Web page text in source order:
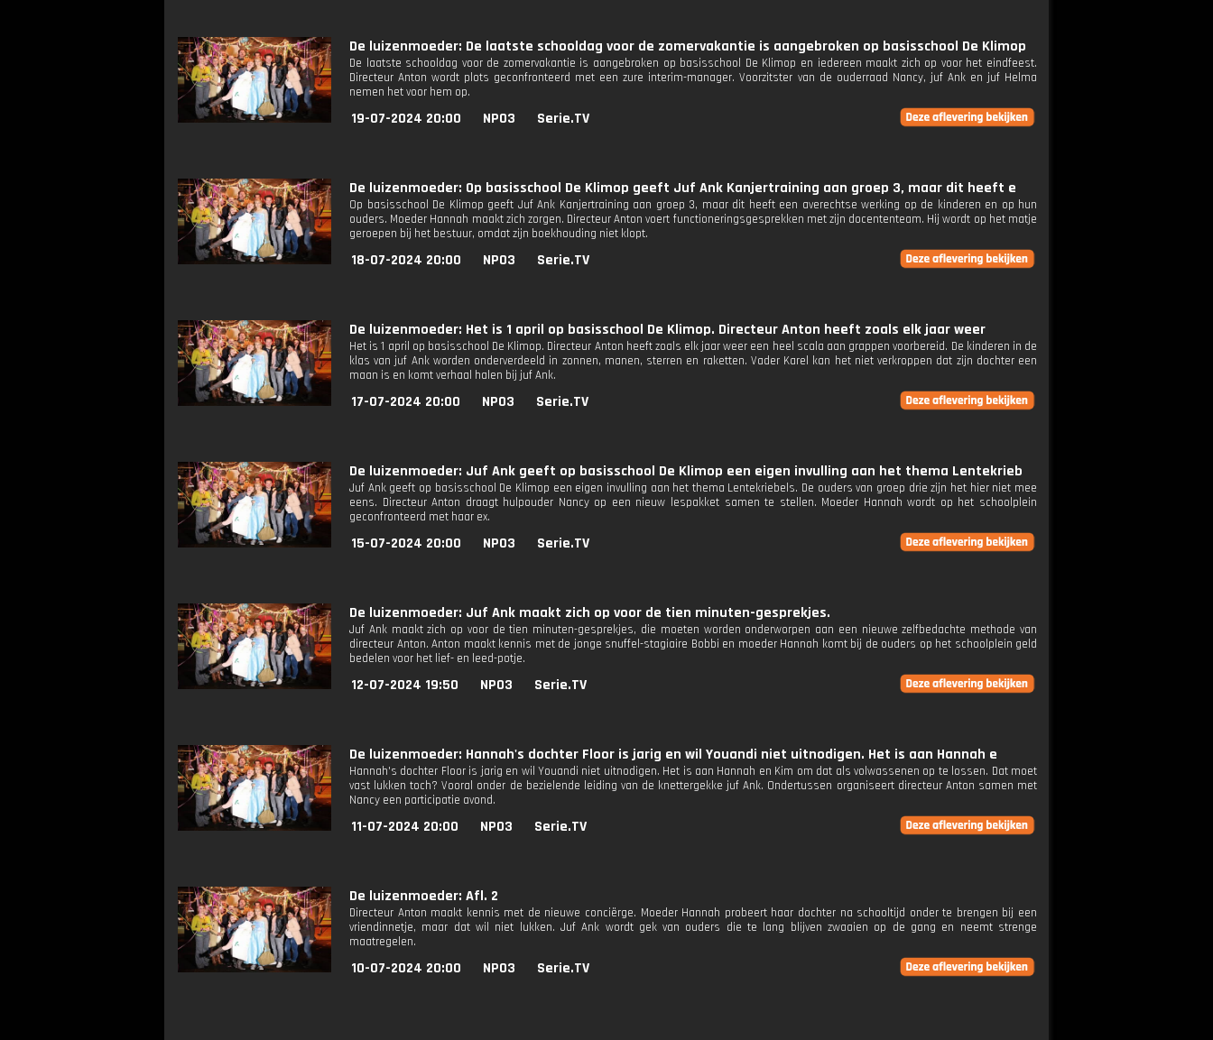
De luizenmoeder: De laatste schooldag voor de zomervakantie is aangebroken op basisschool De Klimop
De laatste schooldag voor de zomervakantie is aangebroken op basisschool De Klimop en iedereen maakt zich op voor het eindfeest.
Directeur Anton wordt plots geconfronteerd met een zure interim-manager. Voorzitster van de ouderraad Nancy, juf Ank en juf Helma
nemen het voor hem op.
19-07-2024 20:00 NPO3 Serie.TV
De luizenmoeder: Op basisschool De Klimop geeft Juf Ank Kanjertraining aan groep 3, maar dit heeft e
Op basisschool De Klimop geeft Juf Ank Kanjertraining aan groep 3, maar dit heeft een averechtse werking op de kinderen en op hun
ouders. Moeder Hannah maakt zich zorgen. Directeur Anton voert functioneringsgesprekken met zijn docententeam. Hij wordt op het matje
geroepen bij het bestuur, omdat zijn boekhouding niet klopt.
18-07-2024 20:00 NPO3 Serie.TV
De luizenmoeder: Het is 1 april op basisschool De Klimop. Directeur Anton heeft zoals elk jaar weer
Het is 1 april op basisschool De Klimop. Directeur Anton heeft zoals elk jaar weer een heel scala aan grappen voorbereid. De kinderen in de
klas van juf Ank worden onderverdeeld in zonnen, manen, sterren en raketten. Vader Karel kan het niet verkroppen dat zijn dochter een
maan is en komt verhaal halen bij juf Ank.
17-07-2024 20:00 NPO3 Serie.TV
De luizenmoeder: Juf Ank geeft op basisschool De Klimop een eigen invulling aan het thema Lentekrieb
Juf Ank geeft op basisschool De Klimop een eigen invulling aan het thema Lentekriebels. De ouders van groep drie zijn het hier niet mee
eens. Directeur Anton draagt hulpouder Nancy op een nieuw lespakket samen te stellen. Moeder Hannah wordt op het schoolplein
geconfronteerd met haar ex.
15-07-2024 20:00 NPO3 Serie.TV
De luizenmoeder: Juf Ank maakt zich op voor de tien minuten-gesprekjes.
Juf Ank maakt zich op voor de tien minuten-gesprekjes, die moeten worden onderworpen aan een nieuwe zelfbedachte methode van
directeur Anton. Anton maakt kennis met de jonge snuffel-stagiaire Bobbi en moeder Hannah komt bij de ouders op het schoolplein geld
bedelen voor het lief- en leed-potje.
12-07-2024 19:50 NPO3 Serie.TV
De luizenmoeder: Hannah's dochter Floor is jarig en wil Youandi niet uitnodigen. Het is aan Hannah e
Hannah's dochter Floor is jarig en wil Youandi niet uitnodigen. Het is aan Hannah en Kim om dat als volwassenen op te lossen. Dat moet
vast lukken toch? Vooral onder de bezielende leiding van de knettergekke juf Ank. Ondertussen organiseert directeur Anton samen met
Nancy een participatie avond.
11-07-2024 20:00 NPO3 Serie.TV
De luizenmoeder: Afl. 2
Directeur Anton maakt kennis met de nieuwe conciërge. Moeder Hannah probeert haar dochter na schooltijd onder te brengen bij een
vriendinnetje, maar dat wil niet lukken. Juf Ank wordt gek van ouders die te lang blijven zwaaien op de gang en neemt strenge
maatregelen.
10-07-2024 20:00 NPO3 Serie.TV